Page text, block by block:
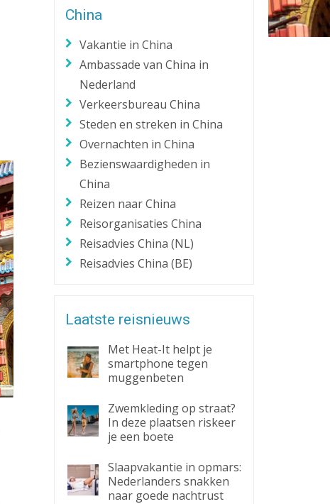
ZaklantaarnChina
Vakantie in China
Ambassade van China in
Nederland
Verkeersbureau China
Steden en streken in China
Overnachten in China
Bezienswaardigheden in
China
Reizen naar China
Reisorganisaties China
Reisadvies China (NL)
Reisadvies China (BE)
Laatste reisnieuws
Met Heat-It helpt je
smartphone tegen
muggenbeten
Zwemkleding op straat?
In deze plaatsen riskeer
je een boete
Slaapvakantie in opmars:
Nederlanders snakken
naar goede nachtrust